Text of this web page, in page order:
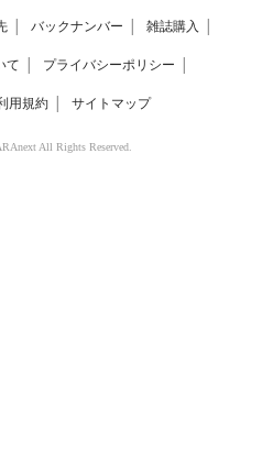
バックナンバー 雑誌購入
て プライバシーポリシー
用規約 サイトマップ
All Rights Reserved.